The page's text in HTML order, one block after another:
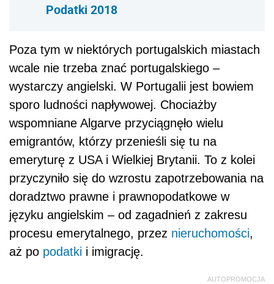
Podatki 2018
Poza tym w niektórych portugalskich miastach
wcale nie trzeba znać portugalskiego –
wystarczy angielski. W Portugalii jest bowiem
sporo ludności napływowej. Chociażby
wspomniane Algarve przyciągnęło wielu
emigrantów, którzy przenieśli się tu na
emeryturę z USA i Wielkiej Brytanii. To z kolei
przyczyniło się do wzrostu zapotrzebowania na
doradztwo prawne i prawnopodatkowe w
języku angielskim – od zagadnień z zakresu
procesu emerytalnego, przez nieruchomości,
aż po podatki i imigrację.
AUTOPROMOCJA